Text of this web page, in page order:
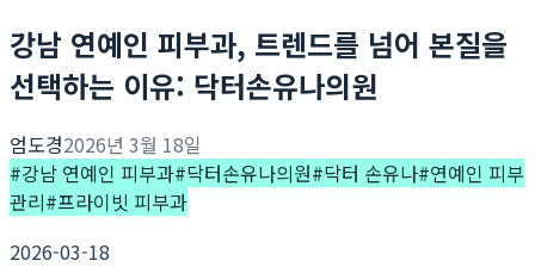
강남 연예인 피부과, 트렌드를 넘어 본질을
선택하는 이유: 닥터손유나의원
엄도경2026년 3월 18일
#강남 연예인 피부과#닥터손유나의원#닥터 손유나#연예인 피부
관리#프라이빗 피부과
2026-03-18